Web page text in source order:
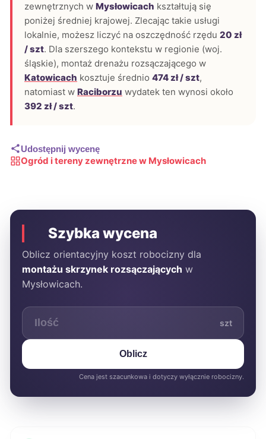
zewnętrznych w Mysłowicach kształtują się
poniżej średniej krajowej. Zlecając takie usługi
lokalnie, możesz liczyć na oszczędność rzędu 20 zł
/ szt. Dla szerszego kontekstu w regionie (woj.
śląskie), montaż drenażu rozsączającego w
Katowicach kosztuje średnio 474 zł / szt,
natomiast w Raciborzu wydatek ten wynosi około
392 zł / szt.
Udostępnij wycenę
Ogród i tereny zewnętrzne w Mysłowicach
Szybka wycena
Oblicz orientacyjny koszt robocizny dla
montażu skrzynek rozsączających w
Mysłowicach.
szt
Oblicz
Cena jest szacunkowa i dotyczy wyłącznie robocizny.